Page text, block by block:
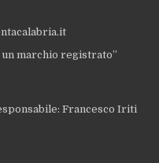
un marchio registrato”
Francesco Iriti